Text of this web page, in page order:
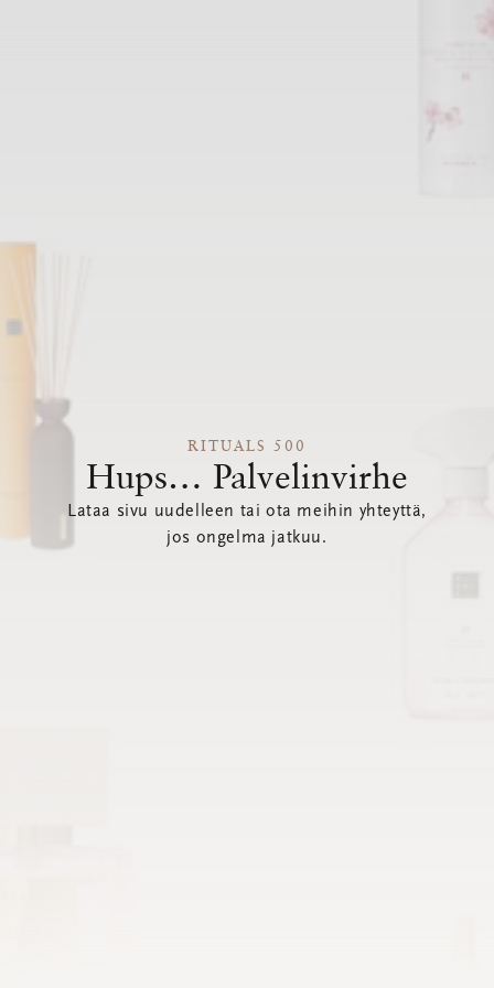
RITUALS 500
Hups… Palvelinvirhe
Lataa sivu uudelleen tai ota meihin yhteyttä,
jos ongelma jatkuu.